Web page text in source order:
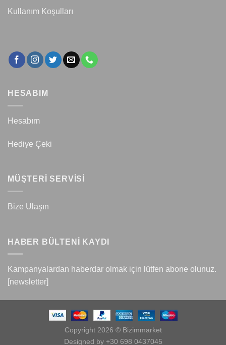
Kullanım Koşulları
HESABIM
Hesabım
Hediye Çeki
MÜŞTERİ SERVİSİ
Bize Ulaşın
HABER BÜLTENİ KAYDI
Kampanyalardan haberdar olmak için lütfen abone olunuz.
[newsletter]
Copyright 2026 © Bizimmarket
Designed by +30 698 0437045